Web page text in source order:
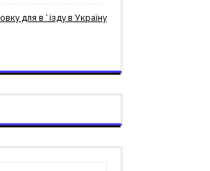
для вʼїзду в Україну